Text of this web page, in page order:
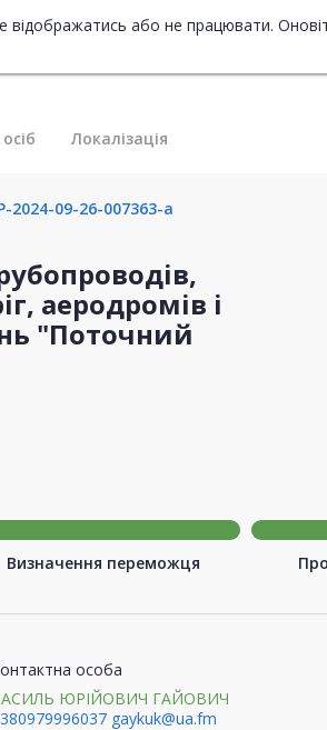
або не працювати.
Локалізація
2024-09-26-007363-a
аеродромів і
"Поточний
Визначення переможця
особа
ЮРІЙОВИЧ ГАЙОВИЧ
gaykuk@ua.fm